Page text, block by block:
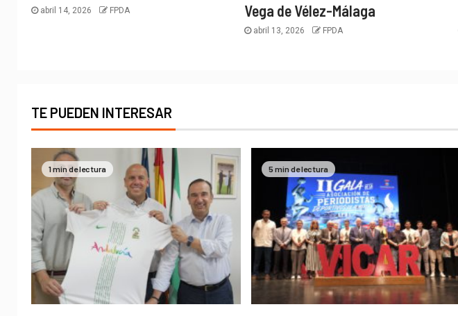
abril 14, 2026 FPDA
Vega de Vélez-Málaga
abril 13, 2026 FPDA
TE PUEDEN INTERESAR
1 min de lectura 5 min de lectura